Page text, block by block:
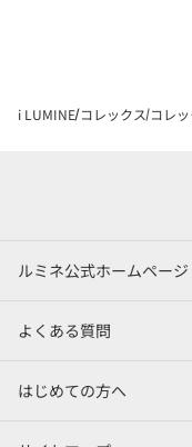
i LUMINE コレックス コレ
ルミネ公式ホームページ
よくある質問
はじめての方へ